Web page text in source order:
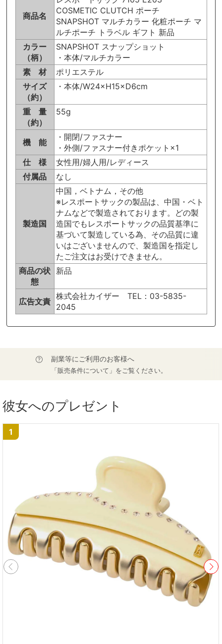
商品名
COSMETIC CLUTCH ポーチ
SNAPSHOT マルチカラー 化粧ポーチ マ
ルチポーチ トラベル ギフト 新品
カラー
（柄）
SNAPSHOT スナップショット
・本体/マルチカラー
素 材
ポリエステル
サイズ
（約）
・本体/W24×H15×D6cm
重 量
（約）
55g
機 能
・開閉/ファスナー
・外側/ファスナー付きポケット×1
仕 様
女性用/婦人用/レディース
付属品
なし
製造国
中国，ベトナム，その他
※レスポートサックの製品は、中国・ベト
ナムなどで製造されております。どの製
造国でもレスポートサックの品質基準に
基づいて製造している為、その品質に違
いはございませんので、製造国を指定し
たご注文はお受けできません。
商品の状
態
新品
広告文責
株式会社カイザー TEL：03-5835-
2045
副業等にご利用のお客様へ
「販売条件について」をご覧ください。
彼女へのプレゼント
1